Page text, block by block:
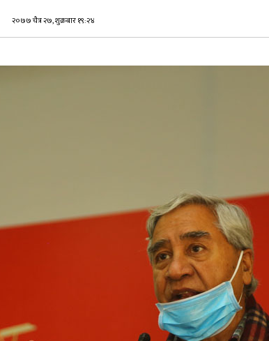
२०७७ चैत्र २७, शुक्रबार १९:२४